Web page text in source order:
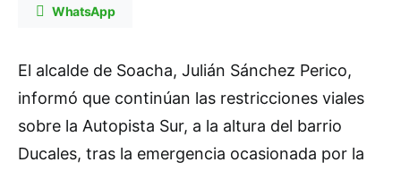
WhatsApp
El alcalde de Soacha, Julián Sánchez Perico,
informó que continúan las restricciones viales
sobre la Autopista Sur, a la altura del barrio
Ducales, tras la emergencia ocasionada por la